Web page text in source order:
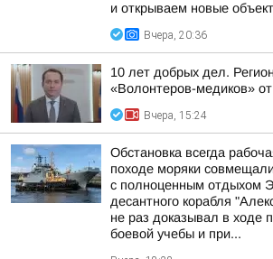
и открываем новые
Вчера, 20:36
10 лет добрых дел.
«Волонтеров-медиков»
Вчера, 15:24
Обстановка всегда
походе моряки
с полноценным отдыхом
десантного корабля
не раз доказывал в ходе
боевой учебы и при...